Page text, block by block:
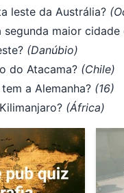
leste da Austrália?
segunda maior cidade
(Danúbio)
do Atacama? (Chile)
a Alemanha? (16)
(África)